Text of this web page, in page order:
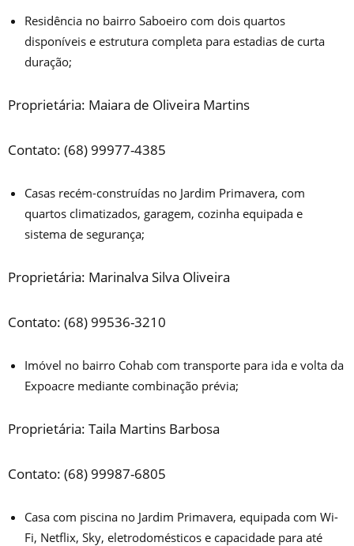
Residência no bairro Saboeiro com dois quartos
disponíveis e estrutura completa para estadias de curta
duração;
Proprietária: Maiara de Oliveira Martins
Contato: (68) 99977-4385
Casas recém-construídas no Jardim Primavera, com
quartos climatizados, garagem, cozinha equipada e
sistema de segurança;
Proprietária: Marinalva Silva Oliveira
Contato: (68) 99536-3210
Imóvel no bairro Cohab com transporte para ida e volta da
Expoacre mediante combinação prévia;
Proprietária: Taila Martins Barbosa
Contato: (68) 99987-6805
Casa com piscina no Jardim Primavera, equipada com Wi-
Fi, Netflix, Sky, eletrodomésticos e capacidade para até